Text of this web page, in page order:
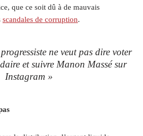
que ce soit dû à de mauvais
scandales de corruption.
ne veut pas dire voter
et suivre Manon Massé sur
Instagram »